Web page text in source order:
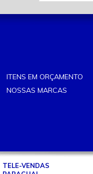
ITENS EM ORÇAMENTO
NOSSAS MARCAS
TELE-VENDAS